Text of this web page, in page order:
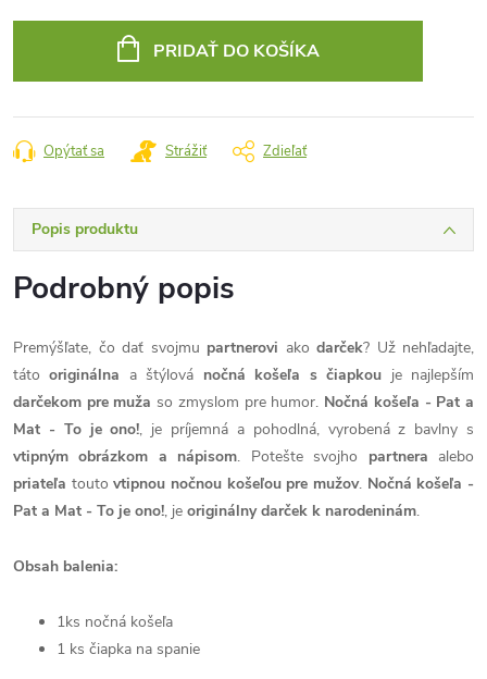
PRIDAŤ DO KOŠÍKA
Opýtať sa Strážiť Zdieľať
Popis produktu
Podrobný popis
Premýšľate, čo dať svojmu partnerovi ako darček? Už nehľadajte,
tátooriginálna a štýlová nočná košeľa s čiapkou je najlepším
darčekom pre muža so zmyslom pre humor. Nočná košeľa - Pat a
Mat - To je ono!, je príjemná a pohodlná, vyrobená z bavlny s
vtipným obrázkom a nápisom. Potešte svojho partnera alebo
priateľa toutovtipnou nočnou košeľou pre mužov. Nočná košeľa -
Pat a Mat - To je ono!, je originálny darček k narodeninám.
Obsah balenia:
1ks nočná košeľa
1 ks čiapka na spanie